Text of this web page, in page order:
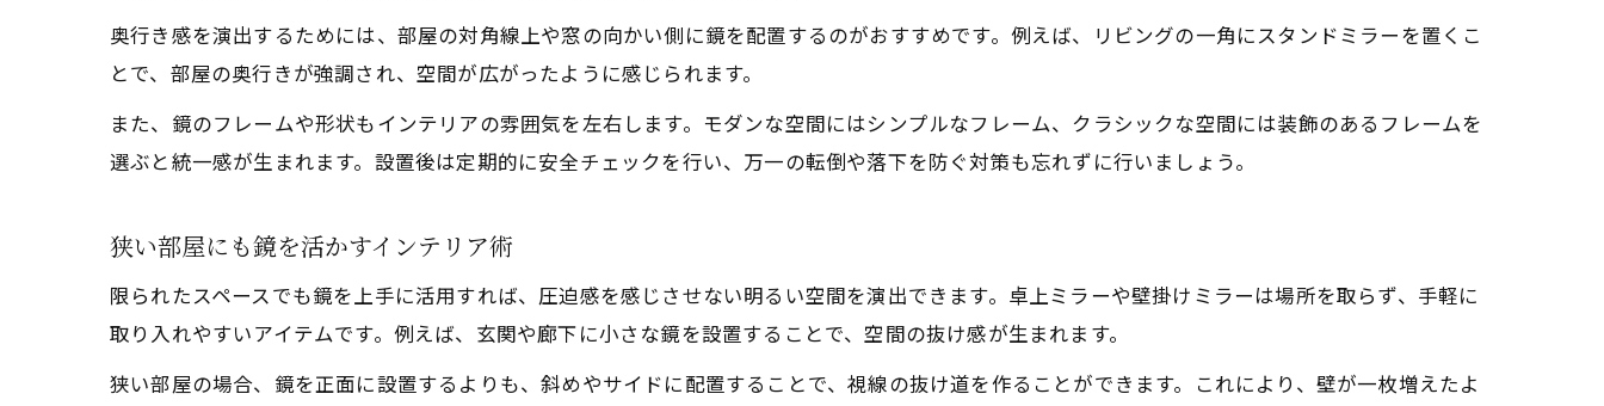
小さいお子さんがいる家庭の鏡選び注意点
地震対策に役立つ家庭用鏡の設置方法
鏡の破損リスクを減らす安全な取り扱い
鏡の正面設置がもたらす心理的な影響とは
奥行き感を演出するためには、部屋の対角線上や窓の向かい側に鏡を配置するのがおすすめです。例えば、リビングの一角にスタンドミラーを置くこ
とで、部屋の奥行きが強調され、空間が広がったように感じられます。
また、鏡のフレームや形状もインテリアの雰囲気を左右します。モダンな空間にはシンプルなフレーム、クラシックな空間には装飾のあるフレームを
選ぶと統一感が生まれます。設置後は定期的に安全チェックを行い、万一の転倒や落下を防ぐ対策も忘れずに行いましょう。
狭い部屋にも鏡を活かすインテリア術
限られたスペースでも鏡を上手に活用すれば、圧迫感を感じさせない明るい空間を演出できます。卓上ミラーや壁掛けミラーは場所を取らず、手軽に
取り入れやすいアイテムです。例えば、玄関や廊下に小さな鏡を設置することで、空間の抜け感が生まれます。
狭い部屋の場合、鏡を正面に設置するよりも、斜めやサイドに配置することで、視線の抜け道を作ることができます。これにより、壁が一枚増えたよ